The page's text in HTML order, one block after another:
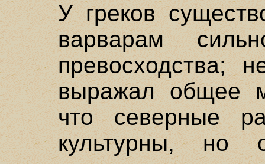
У греков
варварам
превосходства;
выражал общее
что северные
культурны,